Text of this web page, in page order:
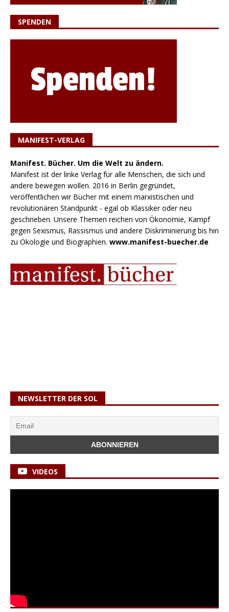
SPENDEN
MANIFEST-VERLAG
Manifest. Bücher. Um die Welt zu ändern.
Manifest ist der linke Verlag für alle Menschen, die sich und
andere bewegen wollen. 2016 in Berlin gegründet,
veröffentlichen wir Bücher mit einem marxistischen und
revolutionären Standpunkt - egal ob Klassiker oder neu
geschrieben. Unsere Themen reichen von Ökonomie, Kampf
gegen Sexismus, Rassismus und andere Diskriminierung bis hin
zu Ökologie und Biographien. www.manifest-buecher.de
NEWSLETTER DER SOL
VIDEOS